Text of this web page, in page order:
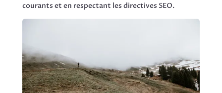
courants et en respectant les directives SEO.